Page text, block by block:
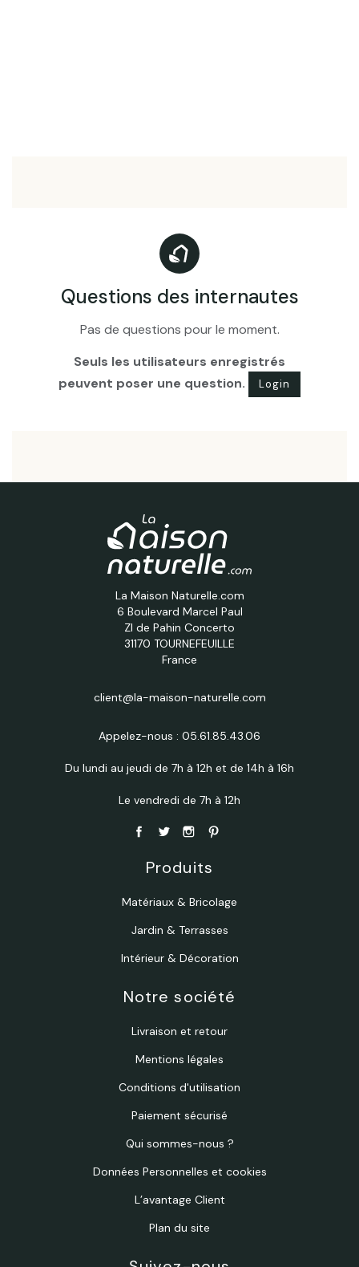
Questions des internautes
Pas de questions pour le moment.
Seuls les utilisateurs enregistrés
peuvent poser une question.
Login
La Maison Naturelle.com
6 Boulevard Marcel Paul
ZI de Pahin Concerto
31170 TOURNEFEUILLE
France
client@la-maison-naturelle.com
Appelez-nous : 05.61.85.43.06
Du lundi au jeudi de 7h à 12h et de 14h à 16h
Le vendredi de 7h à 12h
Produits
Matériaux & Bricolage
Jardin & Terrasses
Intérieur & Décoration
Notre société
Livraison et retour
Mentions légales
Conditions d'utilisation
Paiement sécurisé
Qui sommes-nous ?
Données Personnelles et cookies
L’avantage Client
Plan du site